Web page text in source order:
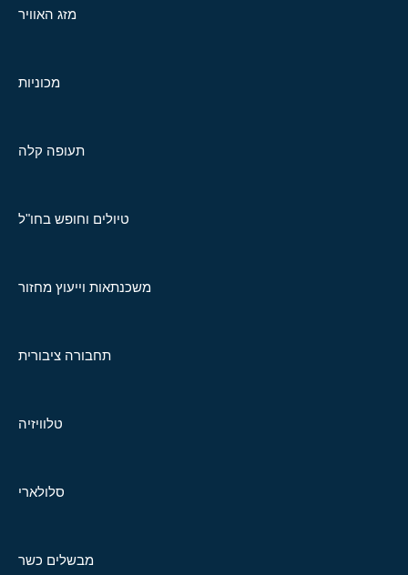
מזג האוויר
מכוניות
תעופה קלה
טיולים וחופש בחו"ל
משכנתאות וייעוץ מחזור
תחבורה ציבורית
טלוויזיה
סלולארי
מבשלים כשר